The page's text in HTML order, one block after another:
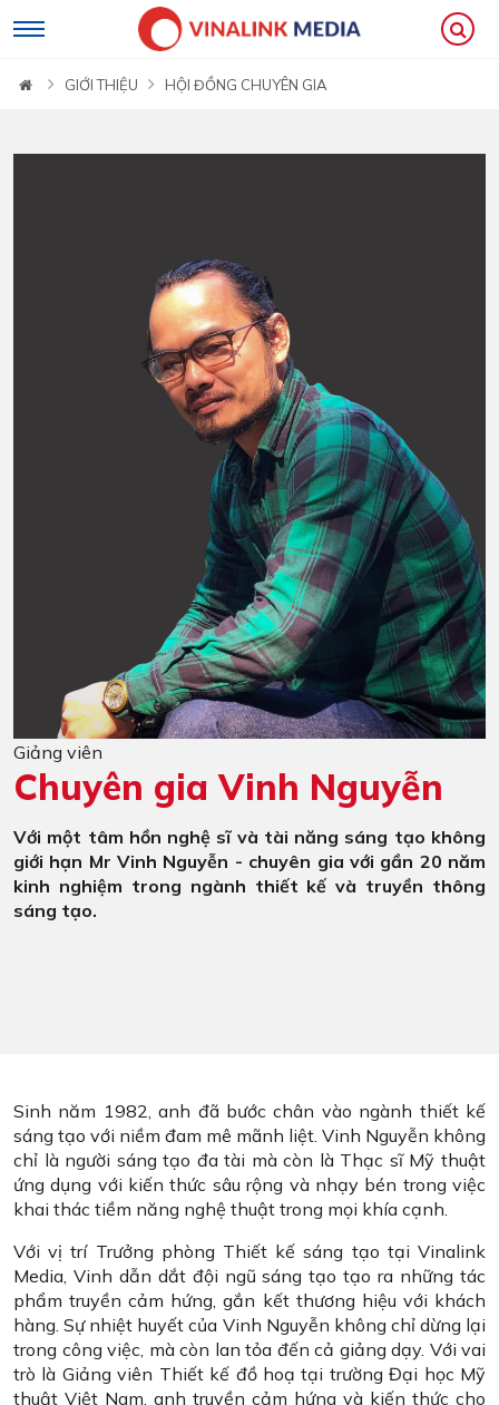
GIỚI THIỆU HỘI ĐỒNG CHUYÊN GIA
Giảng viên
Chuyên gia Vinh Nguyễn
Với một tâm hồn nghệ sĩ và tài năng sáng tạo không
giới hạn Mr Vinh Nguyễn - chuyên gia với gần 20 năm
kinh nghiệm trong ngành thiết kế và truyền thông
sáng tạo.
Sinh năm 1982, anh đã bước chân vào ngành thiết kế
sáng tạo với niềm đam mê mãnh liệt. Vinh Nguyễn không
chỉ là người sáng tạo đa tài mà còn là Thạc sĩ Mỹ thuật
ứng dụng với kiến thức sâu rộng và nhạy bén trong việc
khai thác tiềm năng nghệ thuật trong mọi khía cạnh.
Với vị trí Trưởng phòng Thiết kế sáng tạo tại Vinalink
Media, Vinh dẫn dắt đội ngũ sáng tạo tạo ra những tác
phẩm truyền cảm hứng, gắn kết thương hiệu với khách
hàng. Sự nhiệt huyết của Vinh Nguyễn không chỉ dừng lại
trong công việc, mà còn lan tỏa đến cả giảng dạy. Với vai
trò là Giảng viên Thiết kế đồ hoạ tại trường Đại học Mỹ
thuật Việt Nam, anh truyền cảm hứng và kiến thức cho